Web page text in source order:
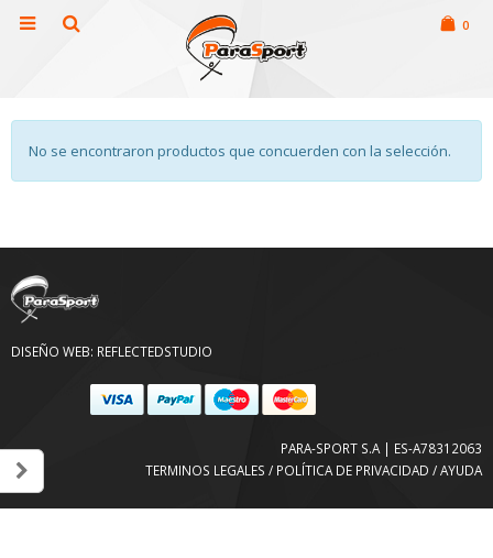
0
No se encontraron productos que concuerden con la selección.
DISEÑO WEB: REFLECTEDSTUDIO
PARA-SPORT S.A | ES-A78312063
TERMINOS LEGALES / POLÍTICA DE PRIVACIDAD / AYUDA